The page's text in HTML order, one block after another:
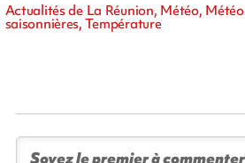
Actualités de La Réunion, Météo,
saisonnières, Température